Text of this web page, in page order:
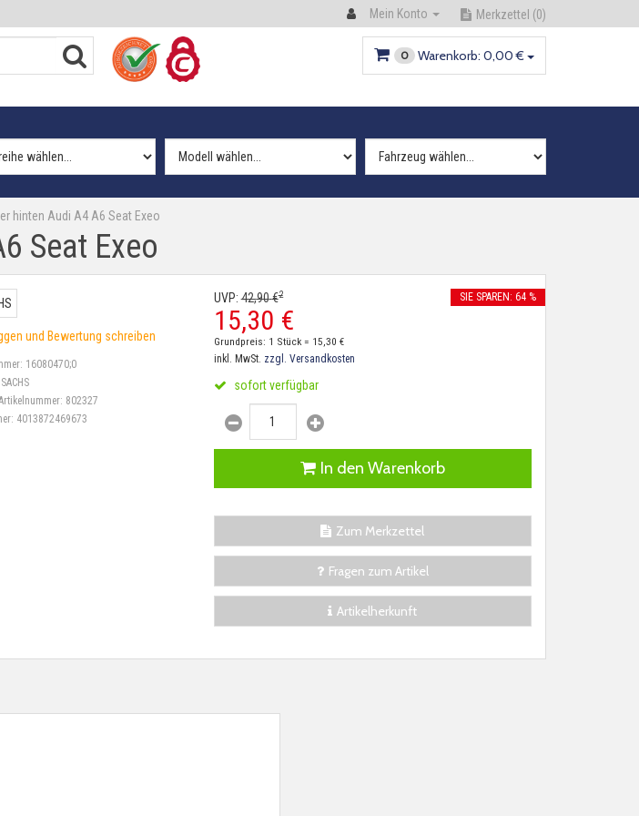
Mein Konto Merkzettel (0)
0 Warenkorb: 0,00 €
hinten Audi A4 A6 Seat Exeo
Seat Exeo
und Bewertung schreiben
16080470;0
SACHS
802327
4013872469673
UVP:42,90€2
15,30 €
SIE SPAREN: 64 %
Grundpreis: 1 Stück = 15,30 €
inkl. MwSt. zzgl. Versandkosten
sofort verfügbar
In den Warenkorb
Zum Merkzettel
Fragen zum Artikel
Artikelherkunft